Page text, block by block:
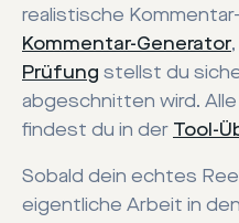
realistische
Kommentar-Generator
Prüfung stellst du
abgeschnitten wird.
findest du in der Tool-
Sobald dein echtes
eigentliche Arbeit in